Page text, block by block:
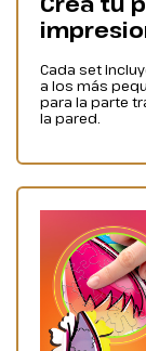
Cada set
a los más
para la parte
la pared.